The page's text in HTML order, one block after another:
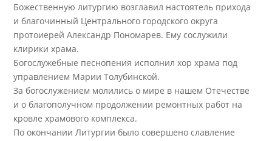
Божественную литургию возглавил настоятель прихода
и благочинный Центрального городского округа
протоиерей Александр Пономарев. Ему сослужили
клирики храма.
Богослужебные песнопения исполнил хор храма под
управлением Марии Толубинской.
За богослужением молились о мире в нашем Отечестве
и о благополучном продолжении ремонтных работ на
кровле храмового комплекса.
По окончании Литургии было совершено славление